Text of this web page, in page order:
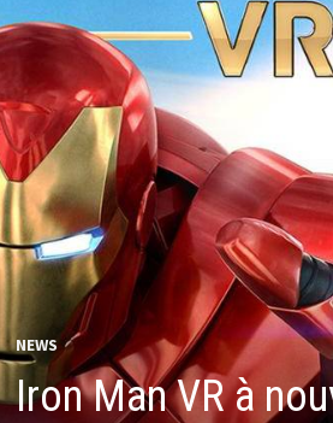
NEWS
Iron Man VR à